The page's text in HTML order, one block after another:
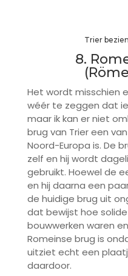
Trier
8.
Het wordt misschien
wéér te zeggen dat
maar ik kan er niet
brug van Trier een
Noord-Europa is. De
zelf en hij wordt
gebruikt. Hoewel de
en hij daarna een
de huidige brug uit
dat bewijst hoe
bouwwerken waren
Romeinse brug is
uitziet echt een
daardoor.